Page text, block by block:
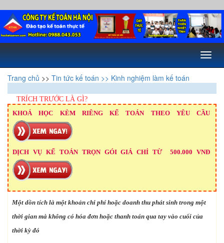
Toggle
Trang chủ >> Tin tức kế toán >> Kinh nghiệm làm kế toán
TRÍCH TRƯỚC LÀ GÌ?
KHOÁ HỌC KÈM RIÊNG KẾ TOÁN THEO YÊU CẦU
DỊCH VỤ KẾ TOÁN TRỌN GÓI GIÁ CHỈ TỪ 500.000 VNĐ
Một dồn tích là một khoản chi phí hoặc doanh thu phát sinh trong một
thời gian mà không có hóa đơn hoặc thanh toán qua tay vào cuối của
thời kỳ đó